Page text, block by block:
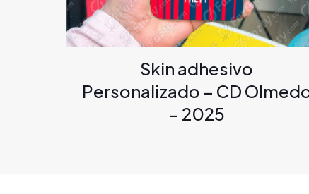
Skin adhesivo
Personalizado – CD
– 2025